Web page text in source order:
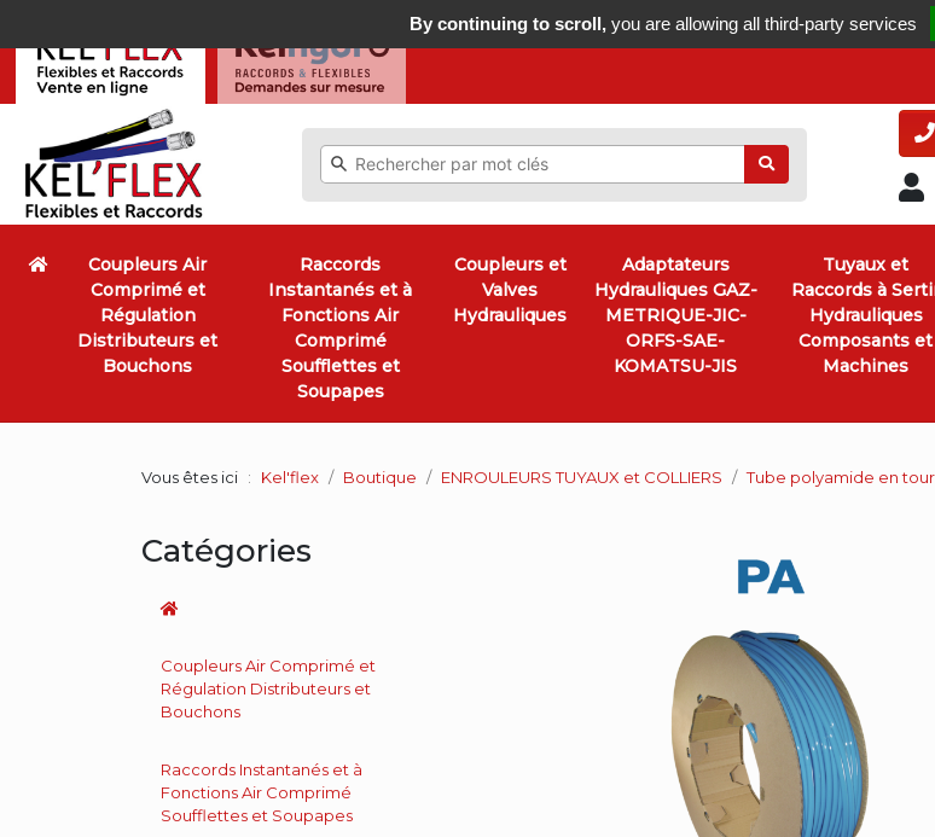
Ok
Coupleurs Air
Comprimé et
Régulation
Distributeurs et
Bouchons
Raccords
Instantanés et à
Fonctions Air
Comprimé
Soufflettes et
Soupapes
Coupleurs et
Valves
Hydrauliques
Adaptateurs
Hydrauliques GAZ-
METRIQUE-JIC-
ORFS-SAE-
KOMATSU-JIS
Tuyaux et
Raccords à
Hydrauliques
Composants et
Machines
Vous êtes ici Kel'flex Boutique ENROULEURS TUYAUX et COLLIERS Tube polyamide en
Catégories
Coupleurs Air Comprimé et
Régulation Distributeurs et
Bouchons
Raccords Instantanés et à
Fonctions Air Comprimé
Soufflettes et Soupapes
By continuing to scroll,you are allowing all third-party services